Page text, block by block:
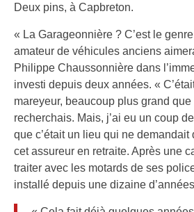
Deux pins, à Capbreton.
« La Garageonnière ? C’est le
amateur de véhicules anciens
Philippe Chaussonnière dans
investi depuis deux années. «
mareyeur, beaucoup plus grand
recherchais. Mais, j’ai eu un coup
que c’était un lieu qui ne demandait
cet assureur en retraite. Après une
traiter avec les motards de ses
installé depuis une dizaine